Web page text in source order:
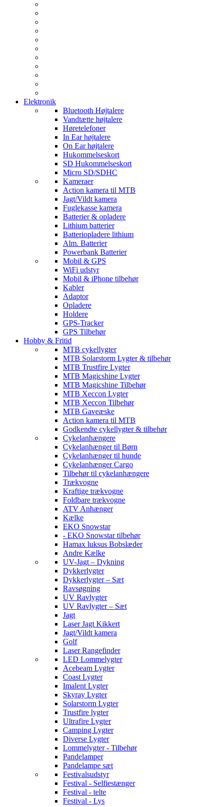
Elektronik
Bluetooth Højtalere
Vandtætte højtalere
Høretelefoner
In Ear højtalere
On Ear højtalere
Hukommelseskort
SD Hukommelseskort
Micro SD/SDHC
Kameraer
Action kamera til MTB
Jagt/Vildt kamera
Fuglekasse kamera
Batterier & opladere
Lithium batterier
Batteriopladere lithium
Alm. Batterier
Powerbank Batterier
Mobil & GPS
WiFi udstyr
Mobil & iPhone tilbehør
Kabler
Adaptor
Opladere
Holdere
GPS-Tracker
GPS Tilbehør
Hobby & Fritid
MTB cykellygter
MTB Solarstorm Lygter & tilbehør
MTB Trustfire Lygter
MTB Magicshine Lygter
MTB Magicshine Tilbehør
MTB Xeccon Lygter
MTB Xeccon Tilbehør
MTB Gaveæske
Action kamera til MTB
Godkendte cykellygter & tilbehør
Cykelanhængere
Cykelanhænger til Børn
Cykelanhænger til hunde
Cykelanhænger Cargo
Tilbehør til cykelanhængere
Trækvogne
Kraftige trækvogne
Foldbare trækvogne
ATV Anhænger
Kælke
EKO Snowstar
- EKO Snowstar tilbehør
Hamax luksus Bobslæder
Andre Kælke
UV-Jagt – Dykning
Dykkerlygter
Dykkerlygter – Sæt
Ravsøgning
UV Ravlygter
UV Ravlygter – Sæt
Jagt
Laser Jagt Kikkert
Jagt/Vildt kamera
Golf
Laser Rangefinder
LED Lommelygter
Acebeam Lygter
Coast Lygter
Imalent Lygter
Skyray Lygter
Solarstorm Lygter
Trustfire lygter
Ultrafire Lygter
Camping Lygter
Diverse Lygter
Lommelygter - Tilbehør
Pandelamper
Pandelampe sæt
Festivalsudstyr
Festival - Selfiestænger
Festival - telte
Festival - Lys